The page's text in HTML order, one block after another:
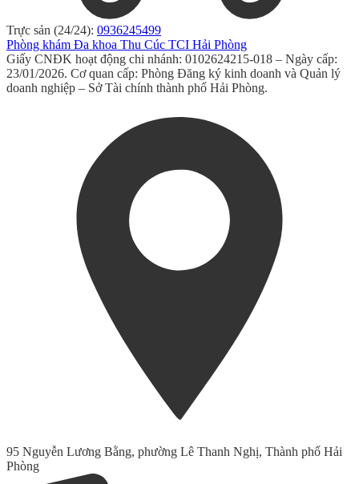
Trực sản (24/24): 0936245499
Phòng khám Đa khoa Thu Cúc TCI Hải Phòng
Giấy CNĐK hoạt động chi nhánh: 0102624215-018 – Ngày cấp:
23/01/2026. Cơ quan cấp: Phòng Đăng ký kinh doanh và Quản lý
doanh nghiệp – Sở Tài chính thành phố Hải Phòng.
95 Nguyễn Lương Bằng, phường Lê Thanh Nghị, Thành phố Hải
Phòng